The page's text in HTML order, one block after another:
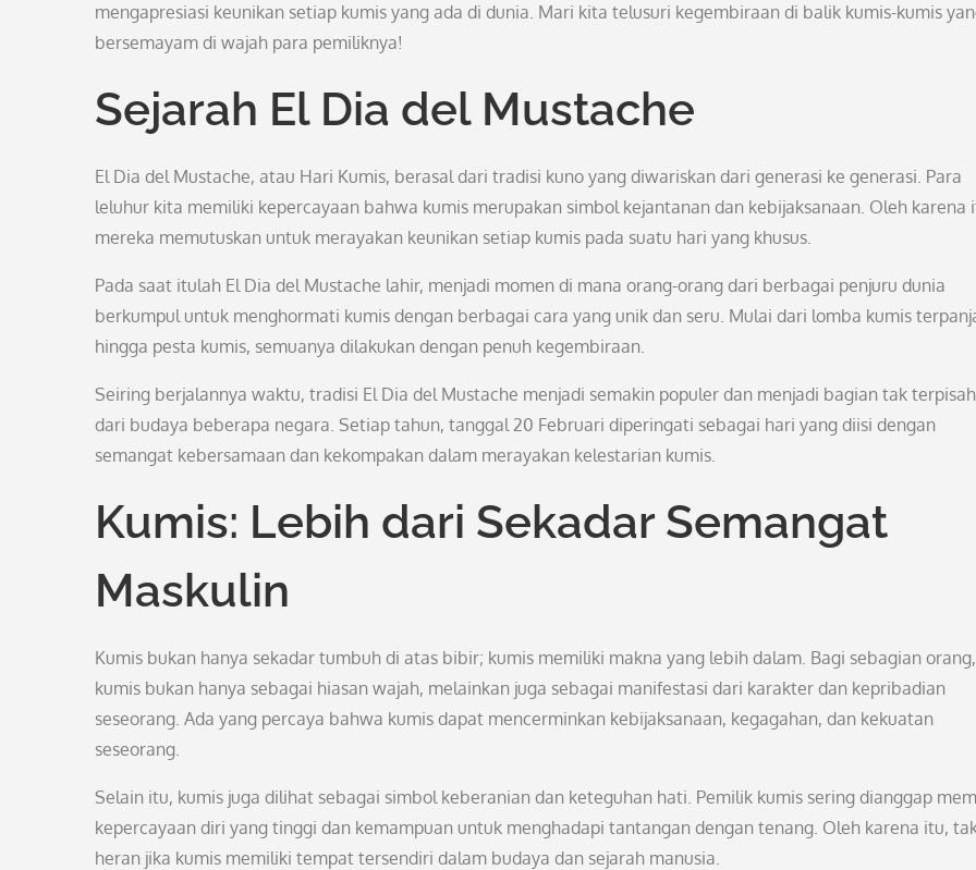
mengapresiasi keunikan setiap kumis yang ada di dunia. Mari kita telusuri kegembiraan di balik kumis-kumis
bersemayam di wajah para pemiliknya!
Sejarah El Dia del Mustache
El Dia del Mustache, atau Hari Kumis, berasal dari tradisi kuno yang diwariskan dari generasi ke generasi. Para
leluhur kita memiliki kepercayaan bahwa kumis merupakan simbol kejantanan dan kebijaksanaan. Oleh karena
mereka memutuskan untuk merayakan keunikan setiap kumis pada suatu hari yang khusus.
Pada saat itulah El Dia del Mustache lahir, menjadi momen di mana orang-orang dari berbagai penjuru dunia
berkumpul untuk menghormati kumis dengan berbagai cara yang unik dan seru. Mulai dari lomba kumis
hingga pesta kumis, semuanya dilakukan dengan penuh kegembiraan.
Seiring berjalannya waktu, tradisi El Dia del Mustache menjadi semakin populer dan menjadi bagian tak
dari budaya beberapa negara. Setiap tahun, tanggal 20 Februari diperingati sebagai hari yang diisi dengan
semangat kebersamaan dan kekompakan dalam merayakan kelestarian kumis.
Kumis: Lebih dari Sekadar Semangat
Maskulin
Kumis bukan hanya sekadar tumbuh di atas bibir; kumis memiliki makna yang lebih dalam. Bagi sebagian orang,
kumis bukan hanya sebagai hiasan wajah, melainkan juga sebagai manifestasi dari karakter dan kepribadian
seseorang. Ada yang percaya bahwa kumis dapat mencerminkan kebijaksanaan, kegagahan, dan kekuatan
seseorang.
Selain itu, kumis juga dilihat sebagai simbol keberanian dan keteguhan hati. Pemilik kumis sering dianggap
kepercayaan diri yang tinggi dan kemampuan untuk menghadapi tantangan dengan tenang. Oleh karena itu,
heran jika kumis memiliki tempat tersendiri dalam budaya dan sejarah manusia.